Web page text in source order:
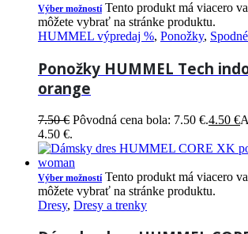
Výber možností Tento produkt má viacero
môžete vybrať na stránke produktu.
HUMMEL výpredaj %, Ponožky,
Ponožky HUMMEL Tech
orange
7.50€ Pôvodná cena bola: 7.50 €.4.50 €
4.50 €.
Výber možností Tento produkt má viacero
môžete vybrať na stránke produktu.
Dresy, Dresy a trenky